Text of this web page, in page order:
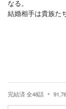
なる。
結婚相手は貴族た
完結済全48話